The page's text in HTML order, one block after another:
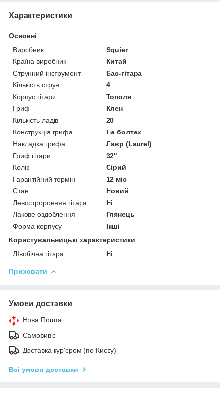
Характеристики
Основні
Виробник
Squier
Країна виробник
Китай
Струнний інструмент
Бас-гітара
Кількість струн
4
Корпус гітари
Тополя
Гриф
Клен
Кількість ладів
20
Конструкція грифа
На болтах
Накладка грифа
Лавр (Laurel)
Гриф гітари
32"
Колір
Сірий
Гарантійний термін
12 міс
Стан
Новий
Левостроронняя гітара
Ні
Лакове оздоблення
Глянець
Форма корпусу
Інші
Користувальницькі характеристики
ЛІвобічна гітара
Ні
Приховати
Умови доставки
Нова Пошта
Самовивіз
Доставка кур'єром (по Києву)
Всі умови доставки